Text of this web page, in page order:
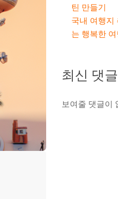
틴 만들기
국내 여행지
는 행복한 여
최신 댓글
보여줄 댓글이